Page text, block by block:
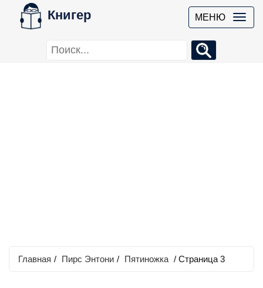
Книгер МЕНЮ
Главная / Пирс Энтони / Пятиножка / Страница 3